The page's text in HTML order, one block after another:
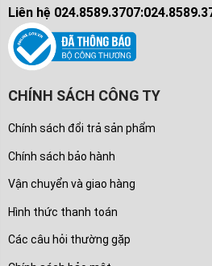
Liên hệ
CHÍNH SÁCH CÔNG TY
Chính sách đổi trả sản phẩm
Chính sách bảo hành
Vận chuyển và giao hàng
Hình thức thanh toán
Các câu hỏi thường gặp